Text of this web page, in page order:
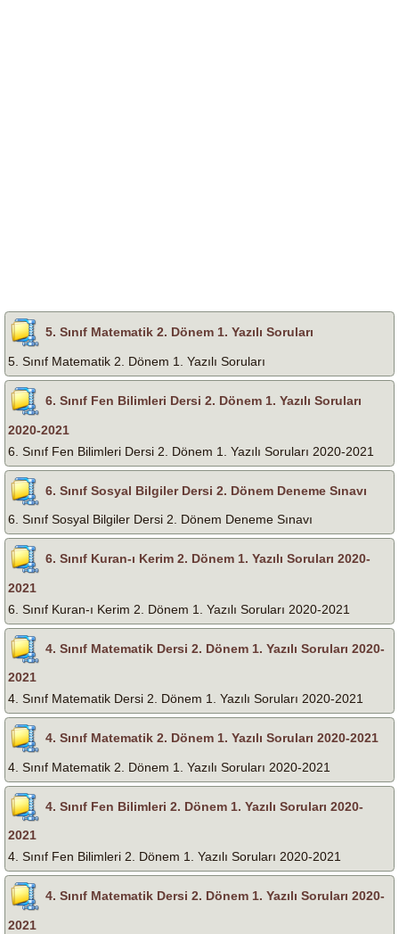
5. Sınıf Matematik 2. Dönem 1. Yazılı Soruları
5. Sınıf Matematik 2. Dönem 1. Yazılı Soruları
6. Sınıf Fen Bilimleri Dersi 2. Dönem 1. Yazılı Soruları
2020-2021
6. Sınıf Fen Bilimleri Dersi 2. Dönem 1. Yazılı Soruları 2020-2021
6. Sınıf Sosyal Bilgiler Dersi 2. Dönem Deneme Sınavı
6. Sınıf Sosyal Bilgiler Dersi 2. Dönem Deneme Sınavı
6. Sınıf Kuran-ı Kerim 2. Dönem 1. Yazılı Soruları 2020-
2021
6. Sınıf Kuran-ı Kerim 2. Dönem 1. Yazılı Soruları 2020-2021
4. Sınıf Matematik Dersi 2. Dönem 1. Yazılı Soruları 2020-
2021
4. Sınıf Matematik Dersi 2. Dönem 1. Yazılı Soruları 2020-2021
4. Sınıf Matematik 2. Dönem 1. Yazılı Soruları 2020-2021
4. Sınıf Matematik 2. Dönem 1. Yazılı Soruları 2020-2021
4. Sınıf Fen Bilimleri 2. Dönem 1. Yazılı Soruları 2020-
2021
4. Sınıf Fen Bilimleri 2. Dönem 1. Yazılı Soruları 2020-2021
4. Sınıf Matematik Dersi 2. Dönem 1. Yazılı Soruları 2020-
2021